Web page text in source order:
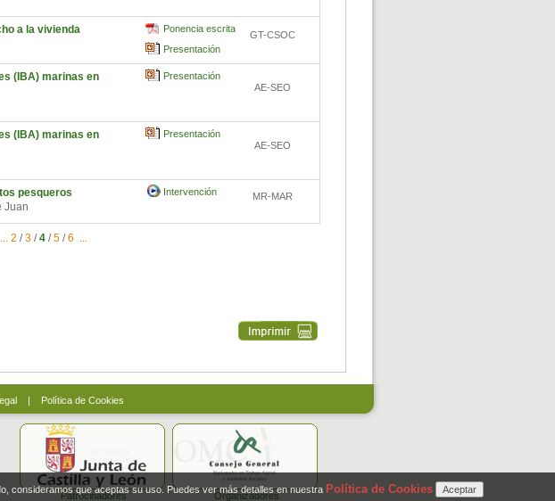
a la vivienda
Ponencia escrita
Presentación
GT-CSOC
(IBA) marinas en
Presentación
AE-SEO
(IBA) marinas en
Presentación
AE-SEO
pesqueros
Juan
Intervención MR-MAR
... 2 / 3 /4 / 5 / 6 ...
| Política de Cookies
Patrocinadores Organizadores
consideramos que aceptas su uso. Puedes ver más detalles en nuestra Política de Cookies